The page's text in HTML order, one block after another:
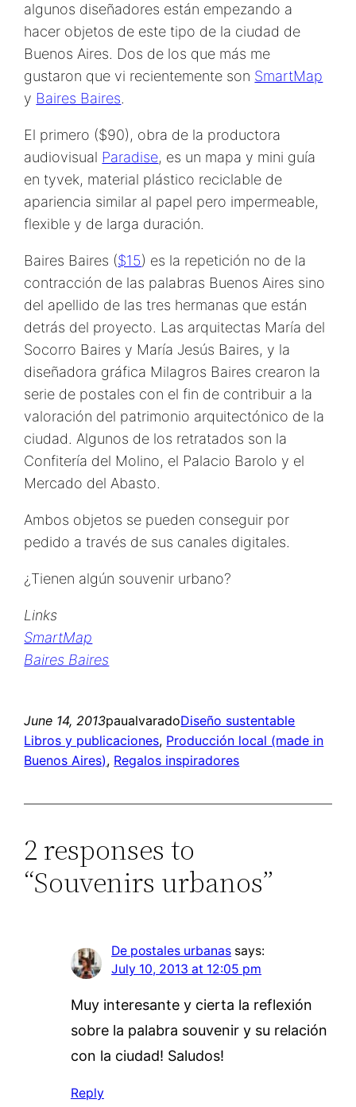
algunos diseñadores están empezando a
hacer objetos de este tipo de la ciudad de
Buenos Aires. Dos de los que más me
gustaron que vi recientemente son SmartMap
y Baires Baires.
El primero ($90), obra de la productora
audiovisual Paradise, es un mapa y mini guía
en tyvek, material plástico reciclable de
apariencia similar al papel pero impermeable,
flexible y de larga duración.
Baires Baires ($15) es la repetición no de la
contracción de las palabras Buenos Aires sino
del apellido de las tres hermanas que están
detrás del proyecto. Las arquitectas María del
Socorro Baires y María Jesús Baires, y la
diseñadora gráfica Milagros Baires crearon la
serie de postales con el fin de contribuir a la
valoración del patrimonio arquitectónico de la
ciudad. Algunos de los retratados son la
Confitería del Molino, el Palacio Barolo y el
Mercado del Abasto.
Ambos objetos se pueden conseguir por
pedido a través de sus canales digitales.
¿Tienen algún souvenir urbano?
Links
SmartMap
Baires Baires
June 14, 2013paualvaradoDiseño sustentable
Libros y publicaciones, Producción local (made in
Buenos Aires), Regalos inspiradores
2 responses to
“Souvenirs urbanos”
De postales urbanas says:
July 10, 2013 at 12:05 pm
Muy interesante y cierta la reflexión
sobre la palabra souvenir y su relación
con la ciudad! Saludos!
Reply